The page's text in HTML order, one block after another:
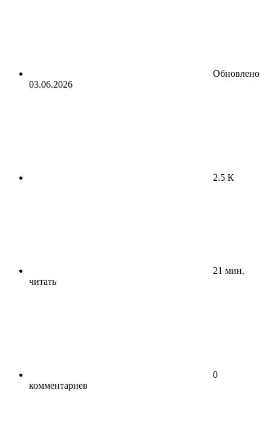
Обновлено
03.06.2026
2.5 К
21 мин.
читать
0
комментариев